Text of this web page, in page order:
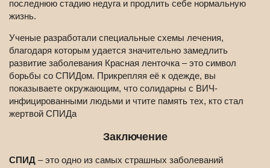
последнюю стадию недуга и продлить себе нормальную
жизнь.
Ученые разработали специальные схемы лечения,
благодаря которым удается значительно замедлить
развитие заболевания Красная ленточка – это символ
борьбы со СПИДом. Прикрепляя её к одежде, вы
показываете окружающим, что солидарны с ВИЧ-
инфицированными людьми и чтите память тех, кто стал
жертвой СПИДа
Заключение
СПИД – это одно из самых страшных заболеваний